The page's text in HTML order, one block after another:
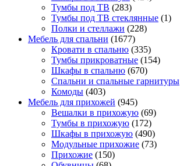
Тумбы под ТВ (283)
Тумбы под ТВ стеклянные (1)
Полки и стеллажи (228)
Мебель для спальни (1677)
Кровати в спальню (335)
Тумбы прикроватные (154)
Шкафы в спальню (670)
Спальни и спальные гарнитуры
Комоды (403)
Мебель для прихожей (945)
Вешалки в прихожую (69)
Тумбы в прихожую (172)
Шкафы в прихожую (490)
Модульные прихожие (73)
Прихожие (150)